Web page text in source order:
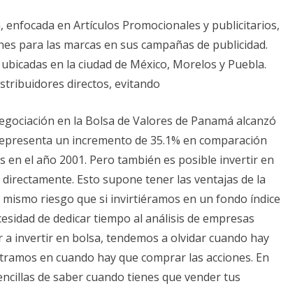
enfocada en Artículos Promocionales y publicitarios,
para las marcas en sus campañas de publicidad.
en la ciudad de México, Morelos y Puebla.
directos, evitando
en la Bolsa de Valores de Panamá alcanzó
un incremento de 35.1% en comparación
en el año 2001. Pero también es posible invertir en
Esto supone tener las ventajas de la
riesgo que si invirtiéramos en un fondo índice
de dedicar tiempo al análisis de empresas
invertir en bolsa, tendemos a olvidar cuando hay
en cuando hay que comprar las acciones. En
de saber cuando tienes que vender tus